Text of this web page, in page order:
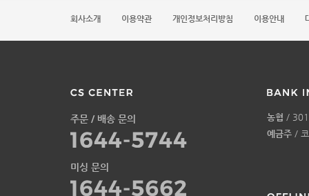
회사소개 이용약관 개인정보처리방침 이용안내
주문 / 배송 문의
미싱 문의
농협 /
예금주 /